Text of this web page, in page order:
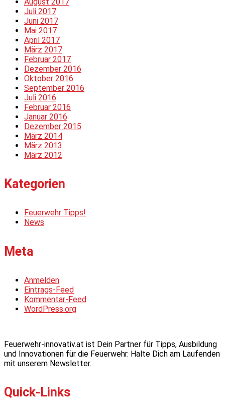
Juli 2017
Juni 2017
Mai 2017
April 2017
März 2017
Februar 2017
Dezember 2016
Oktober 2016
September 2016
Juli 2016
Februar 2016
Januar 2016
Dezember 2015
März 2014
März 2013
März 2012
Kategorien
Feuerwehr Tipps!
News
Meta
Anmelden
Eintrags-Feed
Kommentar-Feed
WordPress.org
Feuerwehr-innovativ.at ist Dein Partner für Tipps, Ausbildung
und Innovationen für die Feuerwehr. Halte Dich am Laufenden
mit unserem Newsletter.
Quick-Links